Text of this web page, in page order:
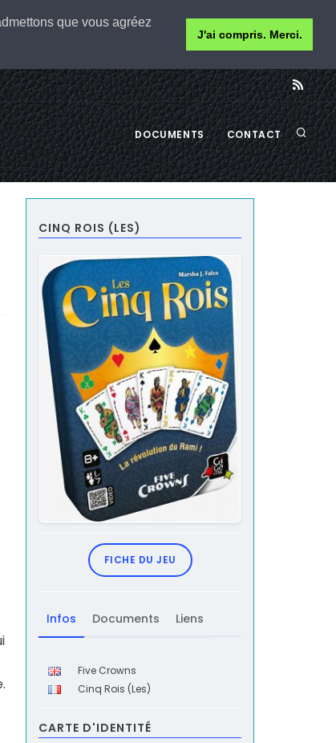
que vous agréez
J'ai compris. Merci.
DOCUMENTS CONTACT
CINQ ROIS (LES)
FICHE DU JEU
Infos Documents Liens
Five Crowns
Cinq Rois (Les)
CARTE D'IDENTITÉ